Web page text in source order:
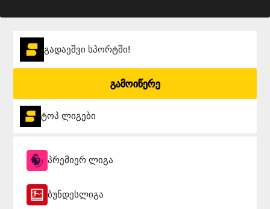
გადაეშვი სპორტში!
გამოიწერე
ტოპ ლიგები
პრემიერ ლიგა
ბუნდესლიგა